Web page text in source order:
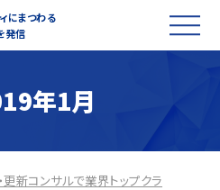
にまつわる
発信
年1月
新コンサルで業界トップクラ